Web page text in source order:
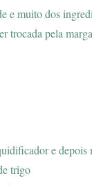
muito dos
trocada pela
e depois
trigo